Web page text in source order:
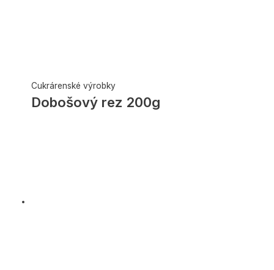
Cukrárenské výrobky
Dobošový rez 200g